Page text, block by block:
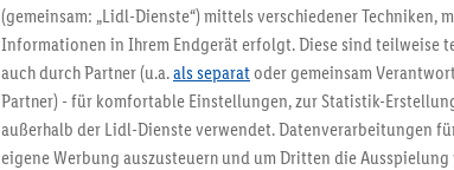
Lidl-
Kostenlose Retoure
(gemeinsam: „Lidl-Dienste“) mittels verschiedener
Informationen in Ihrem Endgerät erfolgt. Diese sind teilweise
auch durch Partner (u.a.als separat oder gemeinsam
Partner) - für komfortable Einstellungen, zur Statistik-
außerhalb der Lidl-Dienste verwendet. Datenverarbeitungen
eigene Werbung auszusteuern und um Dritten die